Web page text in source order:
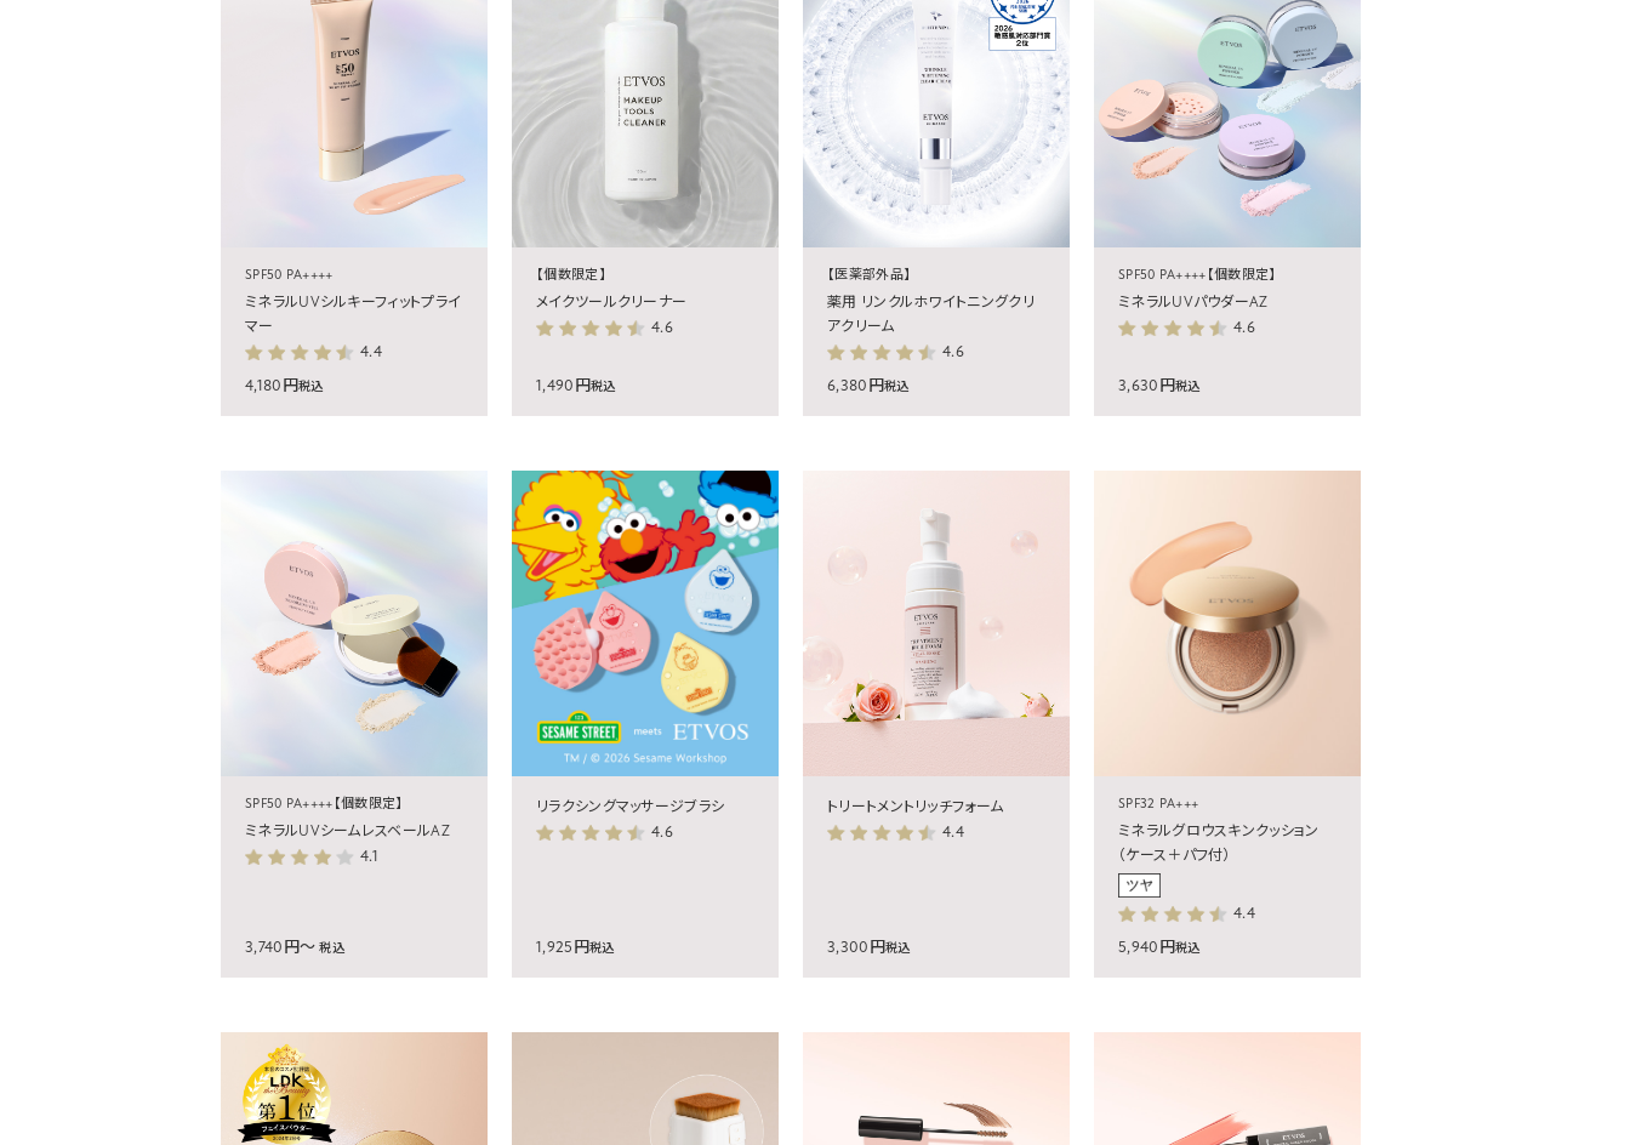
SPF50 PA++++
ミネラルUVシルキーフィットプライ
マー
4.4
4,180円税込
【個数限定】
メイクツールクリーナー
4.6
1,490円税込
【医薬部外品】
薬用 リンクルホワイトニングクリ
アクリーム
4.6
6,380円税込
SPF50 PA++++【個数限定】
ミネラルUVパウダーAZ
4.6
3,630円税込
SPF50 PA++++【個数限定】
ミネラルUVシームレスベールAZ
4.1
3,740円～税込
リラクシングマッサージブラシ
4.6
1,925円税込
トリートメントリッチフォーム
4.4
3,300円税込
SPF32 PA+++
ミネラルグロウスキンクッション
（ケース＋パフ付）
4.4
5,940円税込